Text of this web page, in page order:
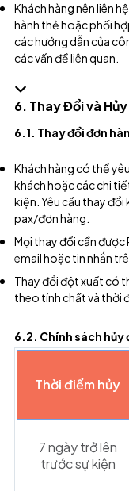
Khách hàng nên liên
hành thẻ hoặc phối
các hướng dẫn của
các vấn đề liên quan.
6. Thay Đổi và
6.1. Thay đổi đơn
Khách hàng có thể
khách hoặc các chi
kiện. Yêu cầu thay
pax/đơn hàng.
Mọi thay đổi cần được
email hoặc tin nhắn
Thay đổi đột xuất có
theo tính chất và thời
6.2. Chính sách hủy
Thời điểm hủy
7 ngày trở lên
trước sự kiện